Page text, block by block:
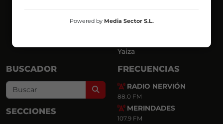
Mar y Cielo
Miguel Ángel
Yaiza
BUSCADOR
Search
SECCIONES
FRECUENCIAS
RADIO NERVIÓN
88.0 FM
MERINDADES
107.9 FM
Powered by Media Sector S.L.